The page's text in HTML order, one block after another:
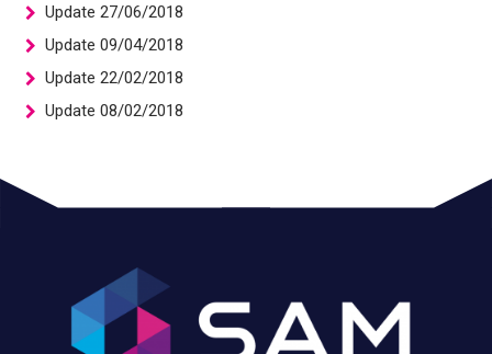
Update 27/06/2018
Update 09/04/2018
Update 22/02/2018
Update 08/02/2018